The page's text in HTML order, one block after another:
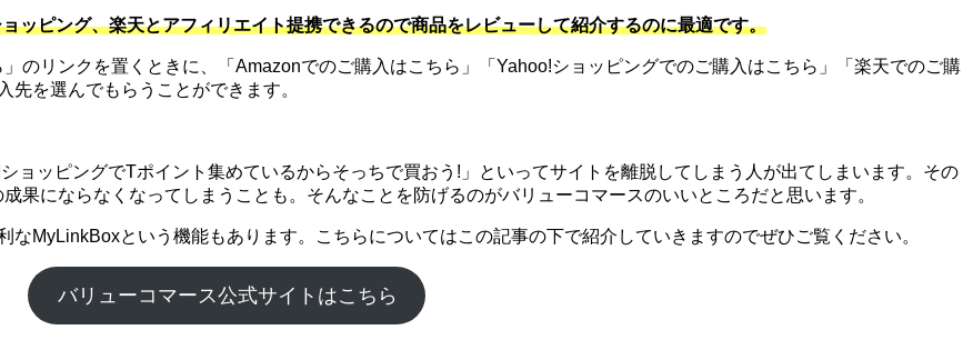
ピング、楽天とアフィリエイト提携できるので商品をレビューして紹介するのに最適です。
のリンクを置くときに、「Amazonでのご購入はこちら」「Yahoo!ショッピングでのご購入はこちら」「楽天でのご購
を選んでもらうことができます。
ョッピングでTポイント集めているからそっちで買おう!」といってサイトを離脱してしまう人が出てしまいます。その
果にならなくなってしまうことも。そんなことを防げるのがバリューコマースのいいところだと思います。
MyLinkBoxという機能もあります。こちらについてはこの記事の下で紹介していきますのでぜひご覧ください。
バリューコマース公式サイトはこちら